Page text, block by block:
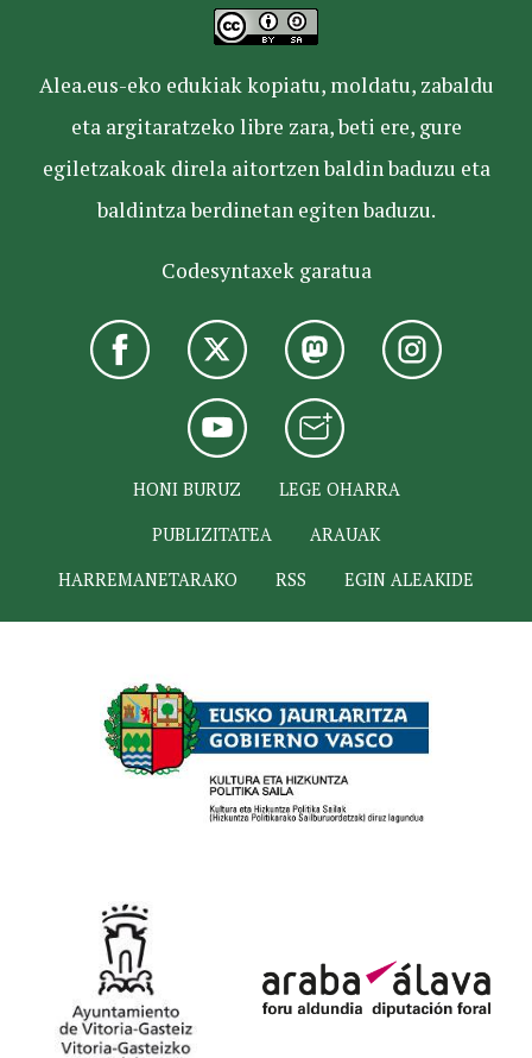
Alea.eus-eko edukiak kopiatu, moldatu, zabaldu
eta argitaratzeko libre zara, beti ere, gure
egiletzakoak direla aitortzen baldin baduzu eta
baldintza berdinetan egiten baduzu.
Codesyntaxek garatua
HONI BURUZ
LEGE OHARRA
PUBLIZITATEA
ARAUAK
HARREMANETARAKO
RSS EGIN ALEAKIDE